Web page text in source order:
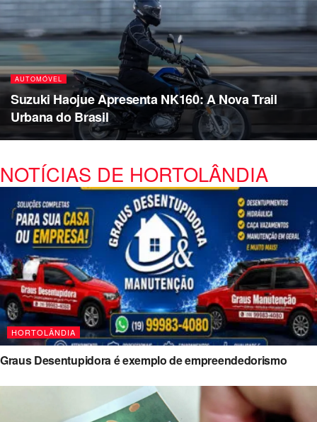
AUTOMÓVEL
Suzuki Haojue Apresenta NK160: A Nova Trail
Urbana do Brasil
NOTÍCIAS DE HORTOLÂNDIA
HORTOLÂNDIA
Graus Desentupidora é exemplo de empreendedorismo